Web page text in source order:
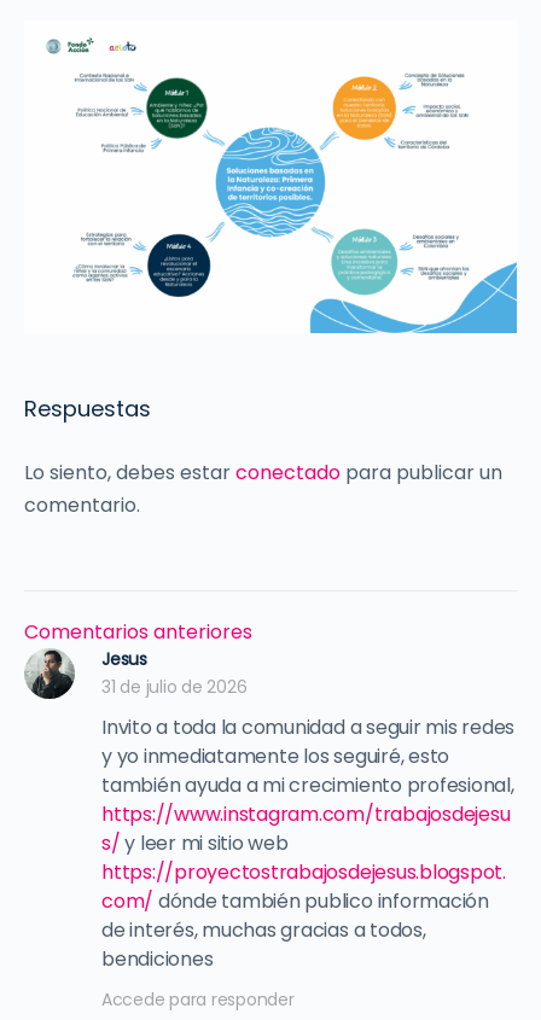
Respuestas
Lo siento, debes estarconectado para publicar un
comentario.
Navegación
de
comentarios
Comentarios anteriores
Jesus
31 de julio de 2026
Invito a toda la comunidad a seguir mis redes
y yo inmediatamente los seguiré, esto
también ayuda a mi crecimiento profesional,
https://www.instagram.com/trabajosdejesu
s/y leer mi sitio web
https://proyectostrabajosdejesus.blogspot.
com/ dónde también publico información
de interés, muchas gracias a todos,
bendiciones
Accede para responder